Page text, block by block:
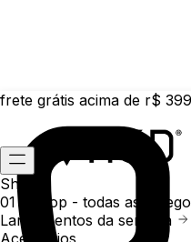
frete grátis acima de r$
Shop
01 /
Shop - todas as
Lançamentos da semana
Acessórios